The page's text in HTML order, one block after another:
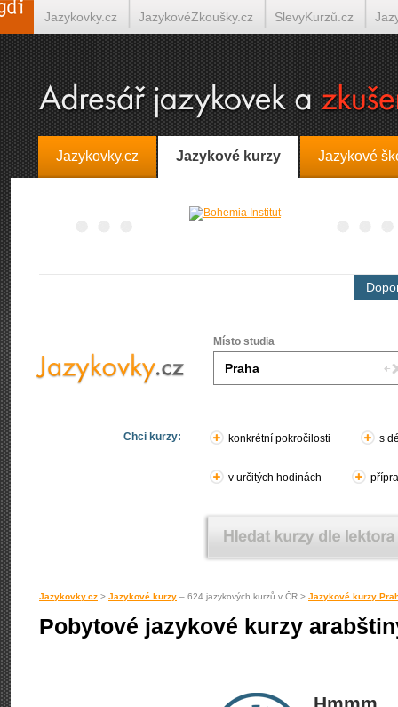
Jazykovky.cz Jazykové kurzy Jazykové
Místo studia
Chci kurzy: konkrétní pokročilosti s
v určitých hodinách
Jazykovky.cz > Jazykové kurzy – 624 jazykových kurzů v ČR > Jazykové kurzy
Pobytové jazykové kurzy
Jazykovky.cz JazykovéZkoušky.cz SlevyKurzů.cz
Španělština on-line Italština on-line Tlumočení-